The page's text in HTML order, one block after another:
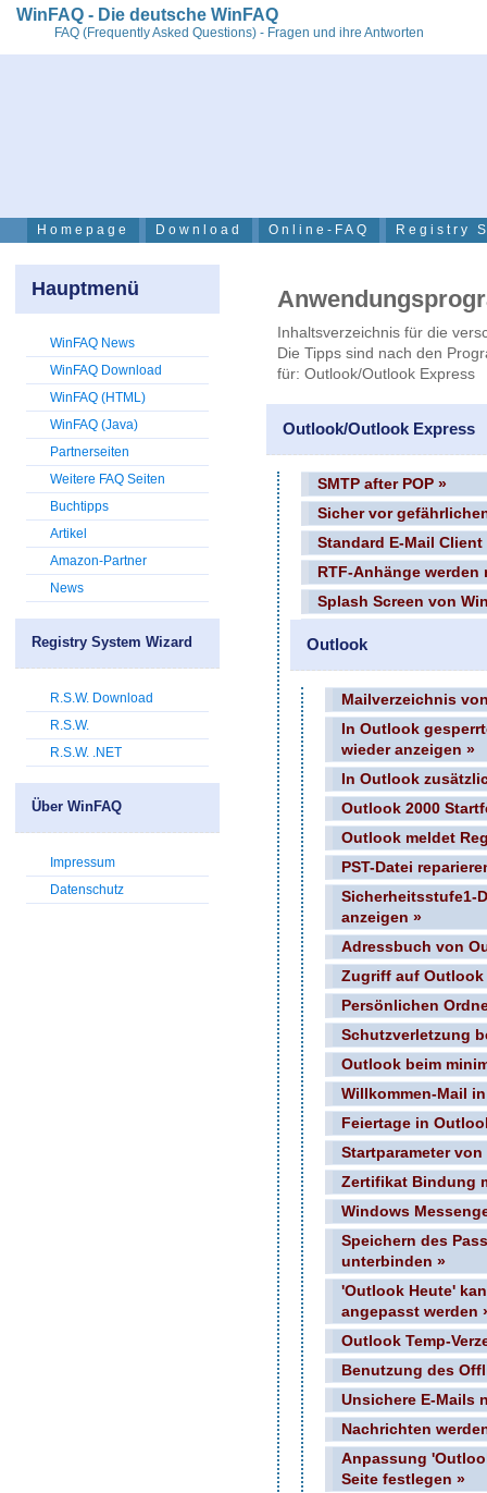
WinFAQ - Die deutsche WinFAQ
FAQ (Frequently Asked Questions) - Fragen und ihre Antworten
Homepage Download Online-FAQ Registry
Inhaltsverzeichnis für die
Die Tipps sind nach den
für: Outlook/Outlook Express
Outlook/Outlook Express
SMTP after POP »
Sicher vor
Standard E-Mail
RTF-Anhänge
Splash Screen von
Outlook
Mailverzeichnis
In Outlook
wieder anzeigen »
In Outlook
Outlook 2000
Outlook meldet
PST-Datei
Sicherheitsstufe1-
anzeigen »
Adressbuch von
Zugriff auf Outlook
Persönlichen
Schutzverletzung
Outlook beim
Willkommen-Mail
Feiertage in
Startparameter
Zertifikat Bindung
Windows
Speichern des
unterbinden »
'Outlook Heute'
angepasst werden
Outlook Temp-
Benutzung des
Unsichere E-Mails
Nachrichten
Anpassung
Seite festlegen »
Hauptmenü
WinFAQ News
WinFAQ Download
WinFAQ (HTML)
WinFAQ (Java)
Partnerseiten
Weitere FAQ Seiten
Buchtipps
Artikel
Amazon-Partner
News
Registry System Wizard
R.S.W. Download
R.S.W.
R.S.W. .NET
Über WinFAQ
Impressum
Datenschutz